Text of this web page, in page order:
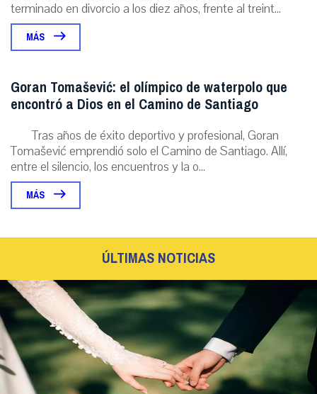
terminado en divorcio a los diez años, frente al treint...
MÁS
Goran Tomašević: el olímpico de waterpolo que
encontró a Dios en el Camino de Santiago
Tras años de éxito deportivo y profesional, Goran
Tomašević emprendió solo el Camino de Santiago. Allí,
entre el silencio, los encuentros y la o...
MÁS
ÚLTIMAS NOTICIAS